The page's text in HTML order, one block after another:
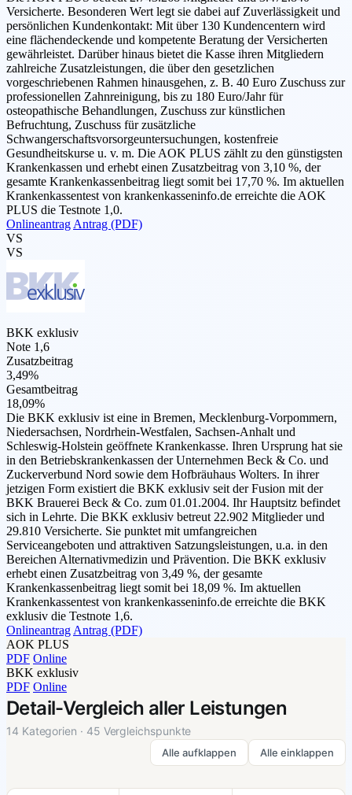
Versicherte. Besonderen Wert legt sie dabei auf Zuverlässigkeit und
persönlichen Kundenkontakt: Mit über 130 Kundencentern wird
eine flächendeckende und kompetente Beratung der Versicherten
gewährleistet. Darüber hinaus bietet die Kasse ihren Mitgliedern
zahlreiche Zusatzleistungen, die über den gesetzlichen
vorgeschriebenen Rahmen hinausgehen, z. B. 40 Euro Zuschuss zur
professionellen Zahnreinigung, bis zu 180 Euro/Jahr für
osteopathische Behandlungen, Zuschuss zur künstlichen
Befruchtung, Zuschuss für zusätzliche
Schwangerschaftsvorsorgeuntersuchungen, kostenfreie
Gesundheitskurse u. v. m. Die AOK PLUS zählt zu den günstigsten
Krankenkassen und erhebt einen Zusatzbeitrag von 3,10 %, der
gesamte Krankenkassenbeitrag liegt somit bei 17,70 %. Im aktuellen
Krankenkassentest von krankenkasseninfo.de erreichte die AOK
PLUS die Testnote 1,0.
Onlineantrag Antrag (PDF)
VS
VS
BKK exklusiv
Note 1,6
Zusatzbeitrag
3,49%
Gesamtbeitrag
18,09%
Die BKK exklusiv ist eine in Bremen, Mecklenburg-Vorpommern,
Niedersachsen, Nordrhein-Westfalen, Sachsen-Anhalt und
Schleswig-Holstein geöffnete Krankenkasse. Ihren Ursprung hat sie
in den Betriebskrankenkassen der Unternehmen Beck & Co. und
Zuckerverbund Nord sowie dem Hofbräuhaus Wolters. In ihrer
jetzigen Form existiert die BKK exklusiv seit der Fusion mit der
BKK Brauerei Beck & Co. zum 01.01.2004. Ihr Hauptsitz befindet
sich in Lehrte. Die BKK exklusiv betreut 22.902 Mitglieder und
29.810 Versicherte. Sie punktet mit umfangreichen
Serviceangeboten und attraktiven Satzungsleistungen, u.a. in den
Bereichen Alternativmedizin und Prävention. Die BKK exklusiv
erhebt einen Zusatzbeitrag von 3,49 %, der gesamte
Krankenkassenbeitrag liegt somit bei 18,09 %. Im aktuellen
Krankenkassentest von krankenkasseninfo.de erreichte die BKK
exklusiv die Testnote 1,6.
Onlineantrag Antrag (PDF)
AOK PLUS
PDF Online
BKK exklusiv
PDF Online
Detail-Vergleich aller Leistungen
14 Kategorien · 45 Vergleichspunkte
Alle aufklappen Alle einklappen